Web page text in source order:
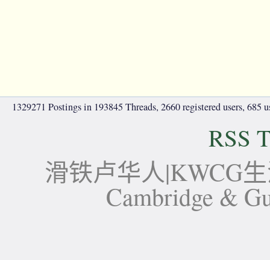
1329271 Postings in 193845 Threads, 2660 registered users, 685
RSS
滑铁卢华人|KWCG
Cambridge &